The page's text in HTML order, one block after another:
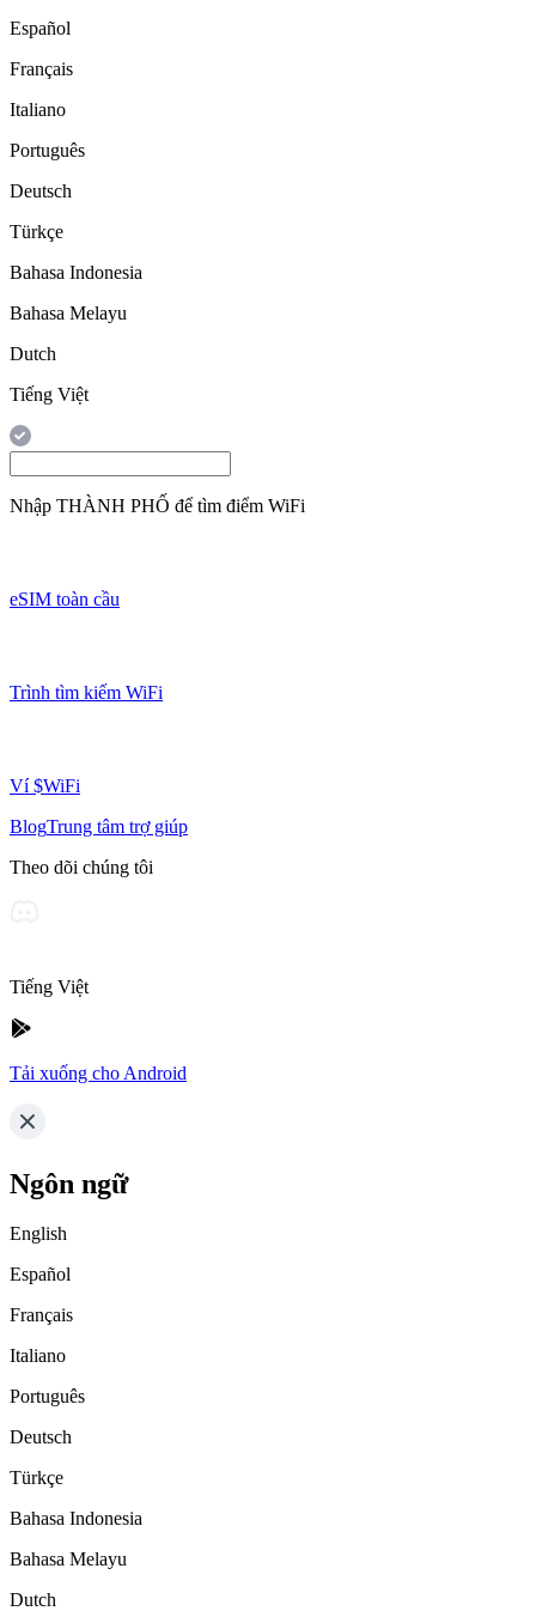
Español
Français
Italiano
Português
Deutsch
Türkçe
Bahasa Indonesia
Bahasa Melayu
Dutch
Tiếng Việt
Nhập THÀNH PHỐ để tìm điểm WiFi
eSIM toàn cầu
Trình tìm kiếm WiFi
Ví $WiFi
BlogTrung tâm trợ giúp
Theo dõi chúng tôi
Tiếng Việt
Tải xuống cho Android
Ngôn ngữ
English
Español
Français
Italiano
Português
Deutsch
Türkçe
Bahasa Indonesia
Bahasa Melayu
Dutch